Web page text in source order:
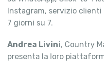
Instagram, servizio
7 giorni su 7.
Andrea Livini, Country
presenta la loro